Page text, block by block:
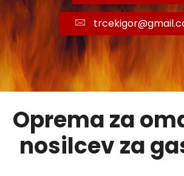
Oprema za
nosilcev za